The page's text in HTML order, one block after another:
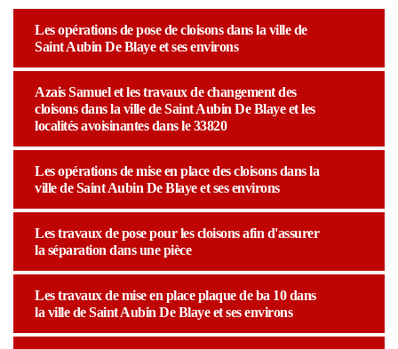
Les opérations de pose de cloisons dans la ville de
Saint Aubin De Blaye et ses environs
Azais Samuel et les travaux de changement des
cloisons dans la ville de Saint Aubin De Blaye et les
localités avoisinantes dans le 33820
Les opérations de mise en place des cloisons dans la
ville de Saint Aubin De Blaye et ses environs
Les travaux de pose pour les cloisons afin d'assurer
la séparation dans une pièce
Les travaux de mise en place plaque de ba 10 dans
la ville de Saint Aubin De Blaye et ses environs